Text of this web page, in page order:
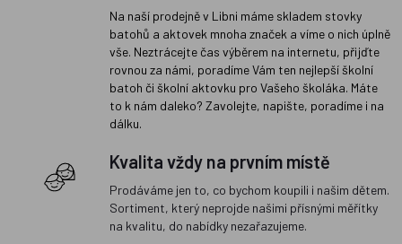
Na naší prodejně v Libni máme skladem stovky
batohů a aktovek mnoha značek a víme o nich úplně
vše. Neztrácejte čas výběrem na internetu, přijďte
rovnou za námi, poradíme Vám ten nejlepší školní
batoh či školní aktovku pro Vašeho školáka. Máte
to k nám daleko? Zavolejte, napište, poradíme i na
dálku.
Kvalita vždy na prvním místě
Prodáváme jen to, co bychom koupili i našim dětem.
Sortiment, který neprojde našimi přísnými měřítky
na kvalitu, do nabídky nezařazujeme.